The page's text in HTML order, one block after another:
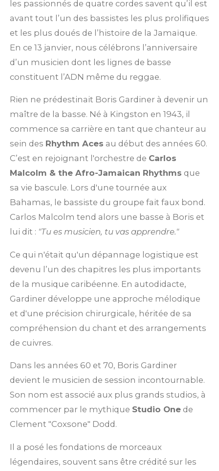
les passionnés de quatre cordes savent qu’il est
avant tout l’un des bassistes les plus prolifiques
et les plus doués de l’histoire de la Jamaïque.
En ce 13 janvier, nous célébrons l’anniversaire
d’un musicien dont les lignes de basse
constituent l’ADN même du reggae.
Rien ne prédestinait Boris Gardiner à devenir un
maître de la basse. Né à Kingston en 1943, il
commence sa carrière en tant que chanteur au
sein des Rhythm Aces au début des années 60.
C’est en rejoignant l'orchestre de Carlos
Malcolm & the Afro-Jamaican Rhythms que
sa vie bascule. Lors d'une tournée aux
Bahamas, le bassiste du groupe fait faux bond.
Carlos Malcolm tend alors une basse à Boris et
lui dit : "Tu es musicien, tu vas apprendre."
Ce qui n'était qu'un dépannage logistique est
devenu l’un des chapitres les plus importants
de la musique caribéenne. En autodidacte,
Gardiner développe une approche mélodique
et d'une précision chirurgicale, héritée de sa
compréhension du chant et des arrangements
de cuivres.
Dans les années 60 et 70, Boris Gardiner
devient le musicien de session incontournable.
Son nom est associé aux plus grands studios, à
commencer par le mythique Studio One de
Clement "Coxsone" Dodd.
Il a posé les fondations de morceaux
légendaires, souvent sans être crédité sur les